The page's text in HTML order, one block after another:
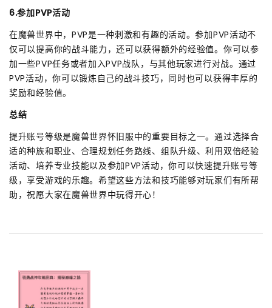
6.参加PVP活动
在魔兽世界中，PVP是一种刺激和有趣的活动。参加PVP活动不
仅可以提高你的战斗能力，还可以获得额外的经验值。你可以参
加一些PVP任务或者加入PVP战队，与其他玩家进行对战。通过
PVP活动，你可以锻炼自己的战斗技巧，同时也可以获得丰厚的
奖励和经验值。
总结
提升账号等级是魔兽世界怀旧服中的重要目标之一。通过选择合
适的种族和职业、合理规划任务路线、组队升级、利用双倍经验
活动、培养专业技能以及参加PVP活动，你可以快速提升账号等
级，享受游戏的乐趣。希望这些方法和技巧能够对玩家们有所帮
助，祝愿大家在魔兽世界中玩得开心！